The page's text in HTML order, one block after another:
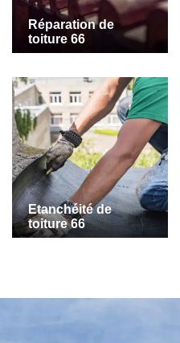
Réparation de
toiture 66
Etanchéité de
toiture 66